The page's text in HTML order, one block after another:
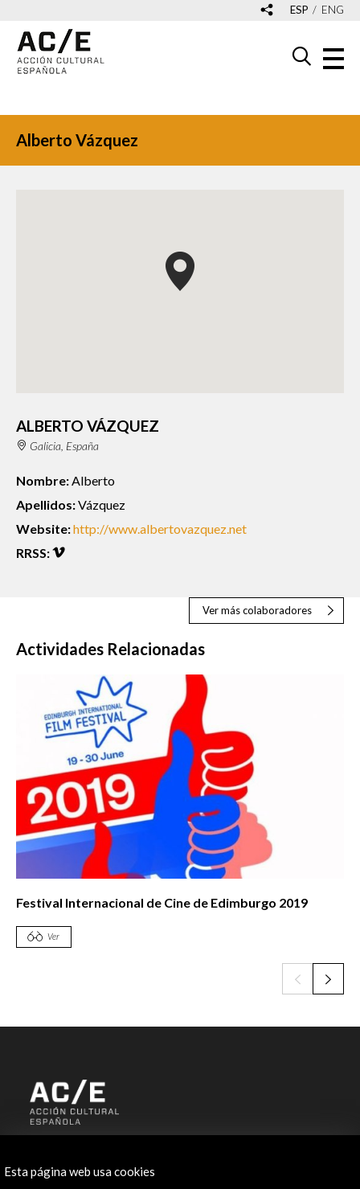
ESP ENG
Alberto Vázquez
ALBERTO VÁZQUEZ
Galicia, España
Nombre: Alberto
Apellidos:Vázquez
Website:http://www.albertovazquez.net
RRSS:
Ver más colaboradores
Actividades Relacionadas
Festival Internacional de Cine de Edimburgo 2019
Ver
Esta página web usa cookies